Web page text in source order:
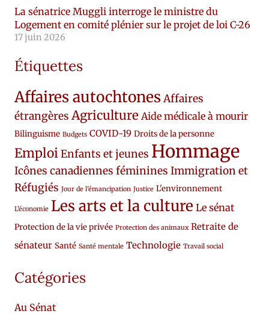
La sénatrice Muggli interroge le ministre du
Logement en comité plénier sur le projet de loi C-26
17 juin 2026
Étiquettes
Affaires autochtones Affaires
étrangères Agriculture Aide médicale à mourir
Bilinguisme Budgets COVID-19 Droits de la personne
EmploiEnfants et jeunes Hommage
Icônes canadiennes féminines Immigration et
Réfugiés Jour de l'émancipation Justice L'environnement
L'économie Les arts et la culture Le sénat
Protection de la vie privée Protection des animaux Retraite de
sénateur Santé Santé mentale Technologie Travail social
Catégories
Au Sénat